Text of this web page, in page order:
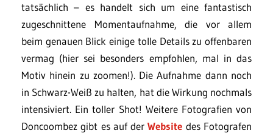
tatsächlich – es handelt sich um eine fantastisch
zugeschnittene Momentaufnahme, die vor allem
beim genauen Blick einige tolle Details zu offenbaren
vermag (hier sei besonders empfohlen, mal in das
Motiv hinein zu zoomen!). Die Aufnahme dann noch
in Schwarz-Weiß zu halten, hat die Wirkung nochmals
intensiviert. Ein toller Shot! Weitere Fotografien von
Doncoombez gibt es auf derWebsite des Fotografen